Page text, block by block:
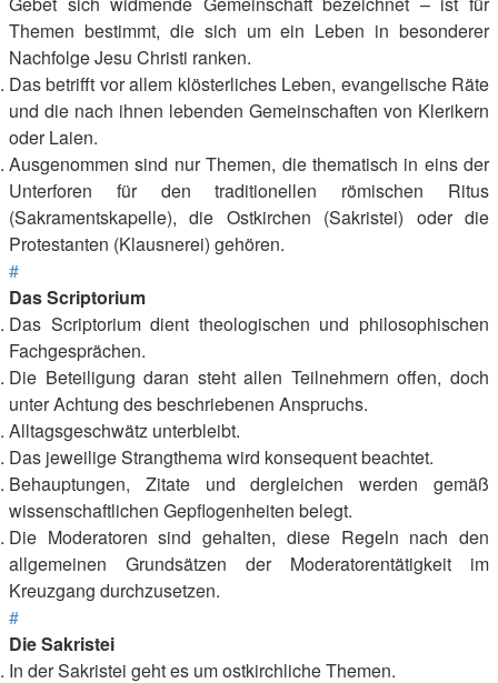
Themen bestimmt, die sich um ein Leben in besonderer
Nachfolge Jesu Christi ranken.
Das betrifft vor allem klösterliches Leben, evangelische Räte
und die nach ihnen lebenden Gemeinschaften von Klerikern
oder Laien.
Ausgenommen sind nur Themen, die thematisch in eins der
Unterforen für den traditionellen römischen Ritus
(Sakramentskapelle), die Ostkirchen (Sakristei) oder die
Protestanten (Klausnerei) gehören.
#
Das Scriptorium
Das Scriptorium dient theologischen und philosophischen
Fachgesprächen.
Die Beteiligung daran steht allen Teilnehmern offen, doch
unter Achtung des beschriebenen Anspruchs.
Alltagsgeschwätz unterbleibt.
Das jeweilige Strangthema wird konsequent beachtet.
Behauptungen, Zitate und dergleichen werden gemäß
wissenschaftlichen Gepflogenheiten belegt.
Die Moderatoren sind gehalten, diese Regeln nach den
allgemeinen Grundsätzen der Moderatorentätigkeit im
Kreuzgang durchzusetzen.
#
Die Sakristei
In der Sakristei geht es um ostkirchliche Themen.